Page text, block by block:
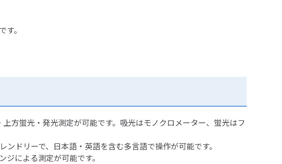
。
蛍光・発光測定が可能です。吸光はモノクロメーター、蛍光はフ
ドリーで、日本語・英語を含む多言語で操作が可能です。
による測定が可能です。